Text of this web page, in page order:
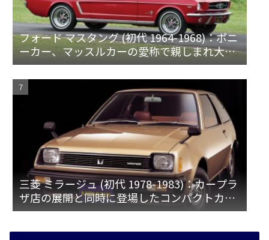
フォード マスタング (初代 1964-1968)：ポニ
ーカー、マッスルカーの愛称で親しまれ大ヒ
ット
三菱 ミラージュ (初代 1978-1983)：カープラ
ザ店の展開と同時に登場したコンパクトカー
[A15♯]